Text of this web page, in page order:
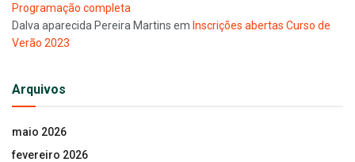
Programação completa
Dalva aparecida Pereira Martins em Inscrições abertas Curso de
Verão 2023
Arquivos
maio 2026
fevereiro 2026